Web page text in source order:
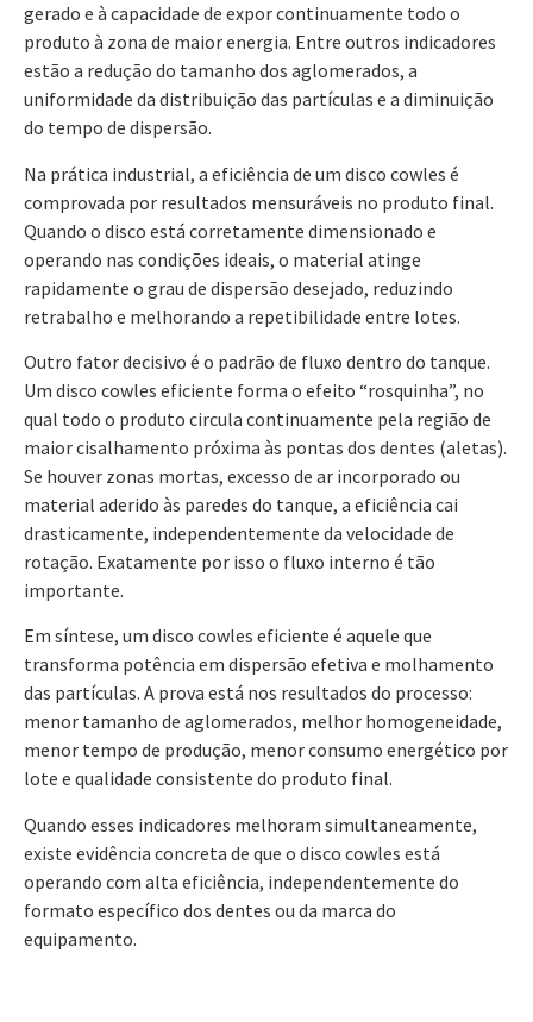
gerado e à capacidade de expor continuamente todo o
produto à zona de maior energia. Entre outros indicadores
estão a redução do tamanho dos aglomerados, a
uniformidade da distribuição das partículas e a diminuição
do tempo de dispersão.
Na prática industrial, a eficiência de um disco cowles é
comprovada por resultados mensuráveis no produto final.
Quando o disco está corretamente dimensionado e
operando nas condições ideais, o material atinge
rapidamente o grau de dispersão desejado, reduzindo
retrabalho e melhorando a repetibilidade entre lotes.
Outro fator decisivo é o padrão de fluxo dentro do tanque.
Um disco cowles eficiente forma o efeito “rosquinha”, no
qual todo o produto circula continuamente pela região de
maior cisalhamento próxima às pontas dos dentes (aletas).
Se houver zonas mortas, excesso de ar incorporado ou
material aderido às paredes do tanque, a eficiência cai
drasticamente, independentemente da velocidade de
rotação. Exatamente por isso o fluxo interno é tão
importante.
Em síntese, um disco cowles eficiente é aquele que
transforma potência em dispersão efetiva e molhamento
das partículas. A prova está nos resultados do processo:
menor tamanho de aglomerados, melhor homogeneidade,
menor tempo de produção, menor consumo energético por
lote e qualidade consistente do produto final.
Quando esses indicadores melhoram simultaneamente,
existe evidência concreta de que o disco cowles está
operando com alta eficiência, independentemente do
formato específico dos dentes ou da marca do
equipamento.